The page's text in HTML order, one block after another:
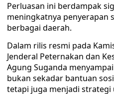
Perluasan ini berdampak
meningkatnya penyerapan
berbagai daerah.
Dalam rilis resmi pada
Jenderal Peternakan dan
Agung Suganda
bukan sekadar bantuan
tetapi juga menjadi strategi